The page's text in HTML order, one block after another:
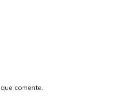
comente.